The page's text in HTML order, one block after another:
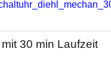
30 min Laufzeit